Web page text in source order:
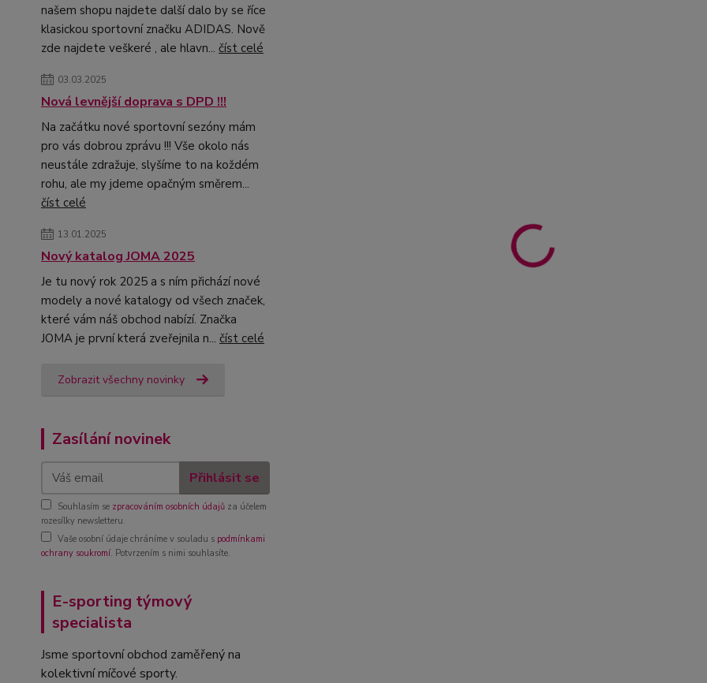
našem shopu najdete další dalo by se říce
klasickou sportovní značku ADIDAS. Nově
zde najdete veškeré , ale hlavn... číst celé
03.03.2025
Nová levnější doprava s DPD !!!
Na začátku nové sportovní sezóny mám
pro vás dobrou zprávu !!! Vše okolo nás
neustále zdražuje, slyšíme to na koždém
rohu, ale my jdeme opačným směrem...
číst celé
13.01.2025
Nový katalog JOMA 2025
Je tu nový rok 2025 a s ním přichází nové
modely a nové katalogy od všech značek,
které vám náš obchod nabízí. Značka
JOMA je první která zveřejnila n... číst celé
Zobrazit všechny novinky
Zasílání novinek
Přihlásit se
Souhlasím se zpracováním osobních údajů za účelem
rozesílky newsletteru.
Vaše osobní údaje chráníme v souladu s podmínkami
ochrany soukromí. Potvrzením s nimi souhlasíte.
E-sporting týmový
specialista
Jsme sportovní obchod zaměřený na
kolektivní míčové sporty.